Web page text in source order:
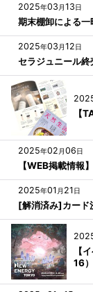
2025年03 月13日
期末棚卸による
2025年03 月12日
セラジュニール
【
2025年02 月06日
【WEB掲載情
2025年01 月 21日
[解消済み]カード
【
16）